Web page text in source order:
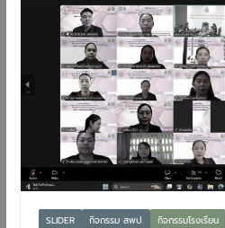
SLIDER กิจกรรม สพป. กิจกรรมโรงเรียน